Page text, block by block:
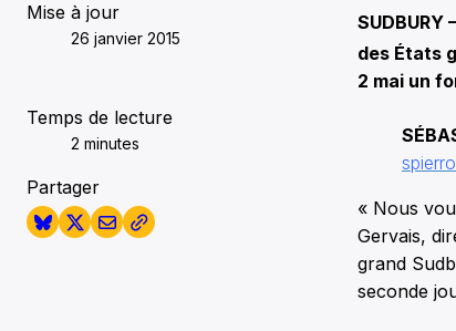
Mise à jour
26 janvier 2015
Temps de lecture
2 minutes
Partager
des États
2 mai un
« Nous
Gervais,
grand
seconde